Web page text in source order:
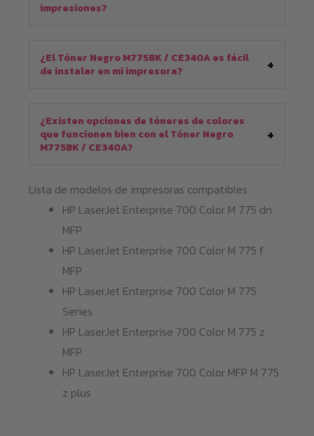
impresiones?
¿El Tóner Negro M775BK / CE340A es fácil
de instalar en mi impresora?
¿Existen opciones de tóneres de colores
que funcionen bien con el Tóner Negro
M775BK / CE340A?
Lista de modelos de impresoras compatibles
HP LaserJet Enterprise 700 Color M 775 dn
MFP
HP LaserJet Enterprise 700 Color M 775 f
MFP
HP LaserJet Enterprise 700 Color M 775
Series
HP LaserJet Enterprise 700 Color M 775 z
MFP
HP LaserJet Enterprise 700 Color MFP M 775
z plus